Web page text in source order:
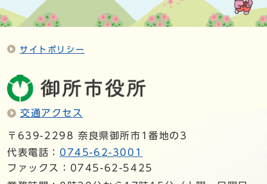
サイトポリシー
交通アクセス
〒639-2298 奈良県御所市1番地の3
代表電話： 0745-62-3001
ファックス：0745-62-5425